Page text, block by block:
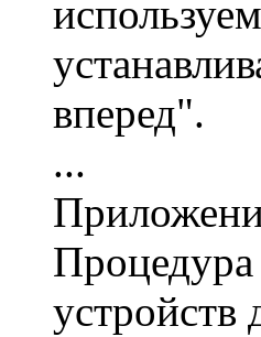
вперед".
...
Процедура
устройств